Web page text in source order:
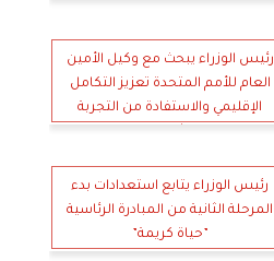
رئيس الوزراء يبحث مع وكيل الأمين
العام للأمم المتحدة تعزيز التكامل
الإقليمي والاستفادة من التجربة
رئيس الوزراء يتابع استعدادات بدء
المرحلة الثانية من المبادرة الرئاسية
”حياة كريمة”